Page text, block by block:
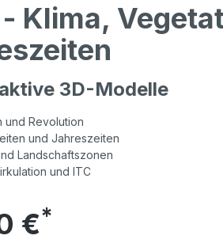
Klima,
3D-Modelle
und Revolution
und Jahreszeiten
Landschaftszonen
und ITC
€*